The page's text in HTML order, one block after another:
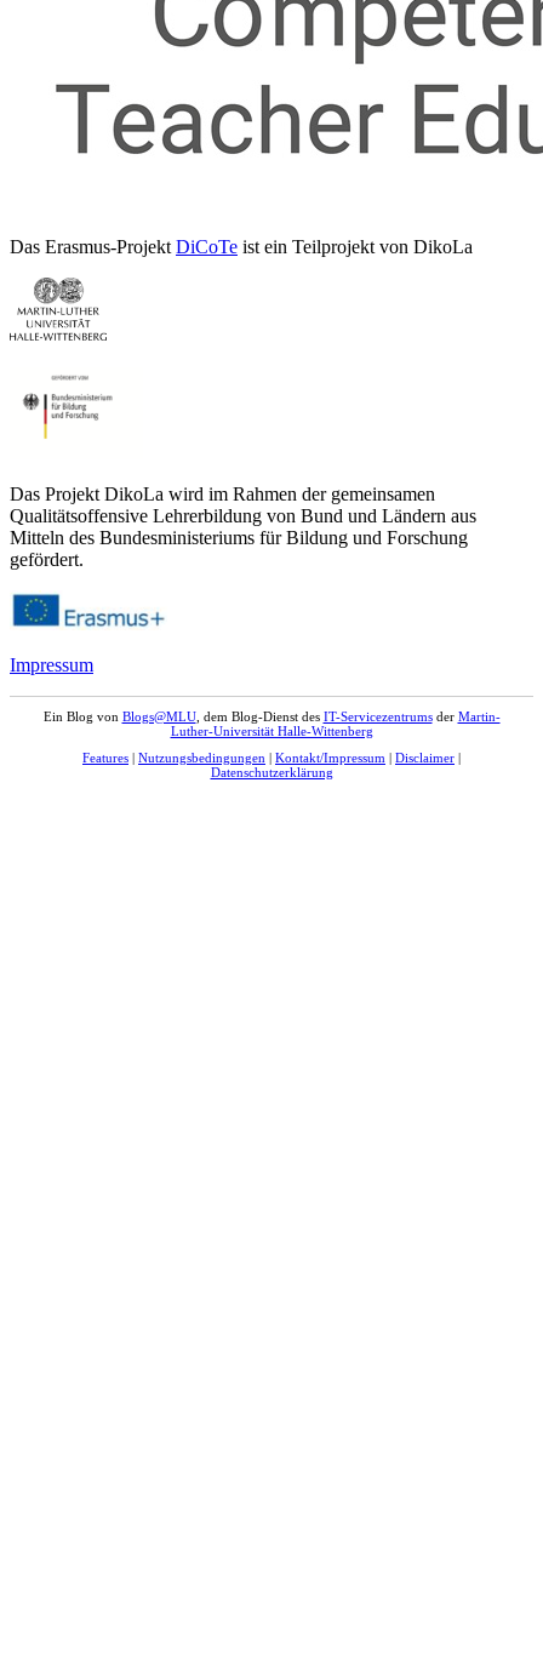
Das Erasmus-Projekt DiCoTe ist ein Teilprojekt von DikoLa
Das Projekt DikoLa wird im Rahmen der gemeinsamen
Qualitätsoffensive Lehrerbildung von Bund und Ländern aus
Mitteln des Bundesministeriums für Bildung und Forschung
gefördert.
Impressum
Ein Blog von Blogs@MLU, dem Blog-Dienst des IT-Servicezentrumsder Martin-
Luther-Universität Halle-Wittenberg
Features | Nutzungsbedingungen | Kontakt/Impressum | Disclaimer |
Datenschutzerklärung